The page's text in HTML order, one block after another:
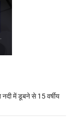
नदी में डूबने से 15 वर्षीय